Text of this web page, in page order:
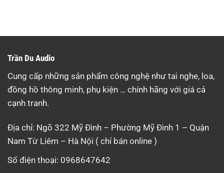
Trần Du Audio
Cung cấp những sản phẩm công nghệ như tai nghe, loa,
đồng hồ thông minh, phụ kiện … chính hãng với giá cả
cạnh tranh.
Địa chỉ: Ngõ 322 Mỹ Đình – Phường Mỹ Đình 1 – Quận
Nam Từ Liêm – Hà Nội ( chỉ bán online )
Số điện thoại: 0968647642